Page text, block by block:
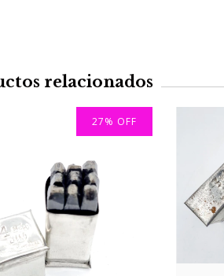
relacionados
27% OFF